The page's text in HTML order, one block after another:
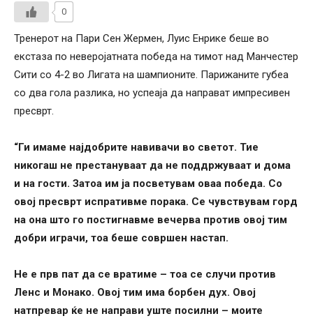
0
Тренерот на Пари Сен Жермен, Луис Енрике беше во
екстаза по неверојатната победа на тимот над Манчестер
Сити со 4-2 во Лигата на шампионите. Парижаните губеа
со два гола разлика, но успеаја да направат импресивен
пресврт.
“Ги имаме најдобрите навивачи во светот. Тие
никогаш не престануваат да не поддржуваат и дома
и на гости. Затоа им ја посветувам оваа победа. Со
овој пресврт испративме порака. Се чувствувам горд
на она што го постигнавме вечерва против овој тим
добри играчи, тоа беше совршен настап.
Не е прв пат да се вратиме – тоа се случи против
Ленс и Монако. Овој тим има борбен дух. Овој
натпревар ќе не направи уште посилни – моите